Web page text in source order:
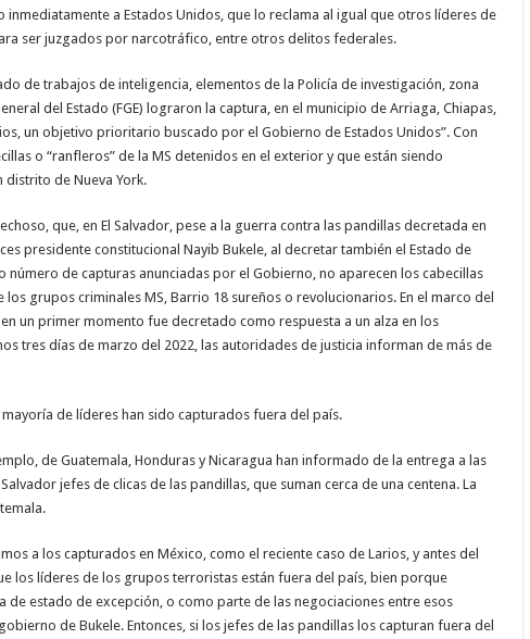
inmediatamente a Estados Unidos, que lo reclama al igual que otros líderes de
ser juzgados por narcotráfico, entre otros delitos federales.
de trabajos de inteligencia, elementos de la Policía de investigación, zona
del Estado (FGE) lograron la captura, en el municipio de Arriaga, Chiapas,
un objetivo prioritario buscado por el Gobierno de Estados Unidos”. Con
o “ranfleros” de la MS detenidos en el exterior y que están siendo
distrito de Nueva York.
que, en El Salvador, pese a la guerra contra las pandillas decretada en
presidente constitucional Nayib Bukele, al decretar también el Estado de
número de capturas anunciadas por el Gobierno, no aparecen los cabecillas
los grupos criminales MS, Barrio 18 sureños o revolucionarios. En el marco del
un primer momento fue decretado como respuesta a un alza en los
tres días de marzo del 2022, las autoridades de justicia informan de más de
de líderes han sido capturados fuera del país.
de Guatemala, Honduras y Nicaragua han informado de la entrega a las
jefes de clicas de las pandillas, que suman cerca de una centena. La
a los capturados en México, como el reciente caso de Larios, y antes del
los líderes de los grupos terroristas están fuera del país, bien porque
de estado de excepción, o como parte de las negociaciones entre esos
de Bukele. Entonces, si los jefes de las pandillas los capturan fuera del